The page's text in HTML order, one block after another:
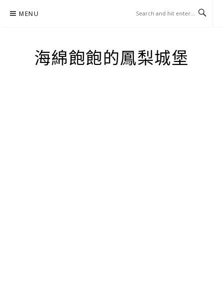
MENU
海綿飽飽的鳳梨城堡